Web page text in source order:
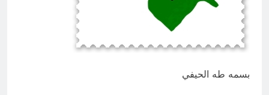
22 ساعة Ago
شعراء العراق الذين بقيت قبورهم في
المنافي.. ووصايا لم تُنفذ
23 ساعة Ago
​بسمه طه الحيفي